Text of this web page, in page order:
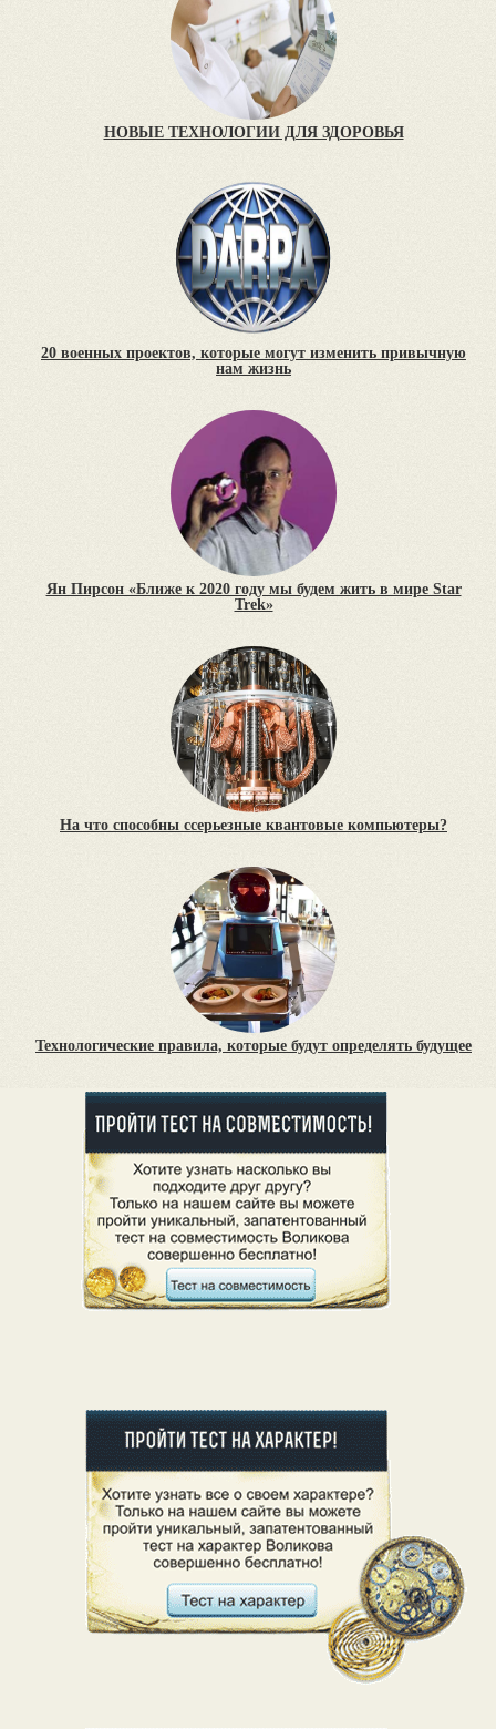
НОВЫЕ ТЕХНОЛОГИИ ДЛЯ ЗДОРОВЬЯ
20 военных проектов, которые могут изменить привычную
нам жизнь
Ян Пирсон «Ближе к 2020 году мы будем жить в мире Star
Trek»
На что способны cсерьезные квантовые компьютеры?
Технологические правила, которые будут определять будущее